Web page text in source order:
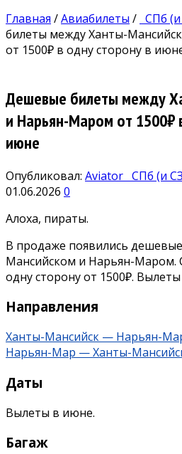
Главная /Авиабилеты / СПб
билеты между Ханты-
от 1500₽ в одну сторону в
Дешевые билеты между
и Нарьян-Маром от 1500₽
июне
Опубликовал: Aviator СПб (и
01.06.2026 0
Алоха, пираты.
В продаже появились
Мансийском и Нарьян-Маром.
одну сторону от 1500₽.
Направления
Ханты-Мансийск — Нарьян-
Нарьян-Мар — Ханты-
Даты
Вылеты в июне.
Багаж